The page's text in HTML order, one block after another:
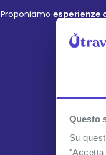
Questo
Su
Proponiamo esperienze